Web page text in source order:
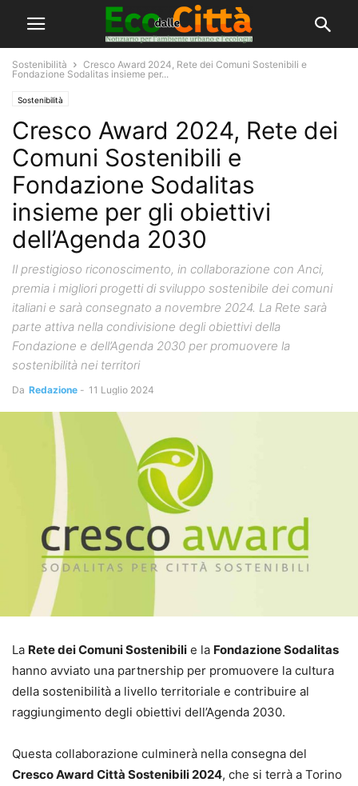
Sostenibilità
Cresco Award 2024, Rete dei Comuni Sostenibili e
Fondazione Sodalitas insieme per...
Sostenibilità
Cresco Award 2024, Rete dei
Comuni Sostenibili e
Fondazione Sodalitas
insieme per gli obiettivi
dell’Agenda 2030
Il prestigioso riconoscimento, in collaborazione con Anci,
premia i migliori progetti di sviluppo sostenibile dei comuni
italiani e sarà consegnato a novembre 2024. La Rete sarà
parte attiva nella condivisione degli obiettivi della
Fondazione e dell’Agenda 2030 per promuovere la
sostenibilità nei territori
Da Redazione - 11 Luglio 2024
La Rete dei Comuni Sostenibili e la Fondazione Sodalitas
hanno avviato una partnership per promuovere la cultura
della sostenibilità a livello territoriale e contribuire al
raggiungimento degli obiettivi dell’Agenda 2030.
Questa collaborazione culminerà nella consegna del
Cresco Award Città Sostenibili 2024, che si terrà a Torino